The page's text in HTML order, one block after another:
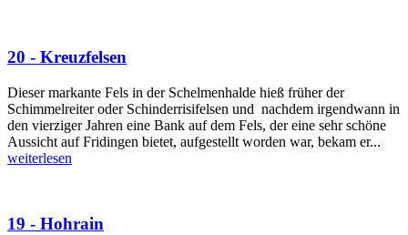
20 - Kreuzfelsen
Dieser markante Fels in der Schelmenhalde hieß früher der
Schimmelreiter oder Schinderrisifelsen und nachdem irgendwann in
den vierziger Jahren eine Bank auf dem Fels, der eine sehr schöne
Aussicht auf Fridingen bietet, aufgestellt worden war, bekam er...
weiterlesen
19 - Hohrain